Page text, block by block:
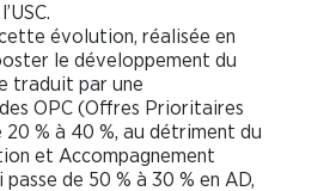
évolution, réalisée en
le développement du
traduit par une
OPC (Offres Prioritaires
% à 40 %, au détriment du
et Accompagnement
de 50 % à 30 % en AD,